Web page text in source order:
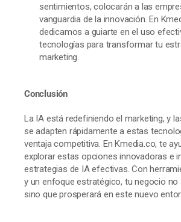
sentimientos, colocarán a las
vanguardia de la innovación. En
dedicamos a guiarte en el uso
tecnologías para transformar tu
marketing.
Conclusión
La IA está redefiniendo el marketing, y
se adapten rápidamente a estas
ventaja competitiva. En Kmedia.co, te
explorar estas opciones innovadoras e
estrategias de IA efectivas. Con
y un enfoque estratégico, tu negocio
sino que prosperará en este nuevo